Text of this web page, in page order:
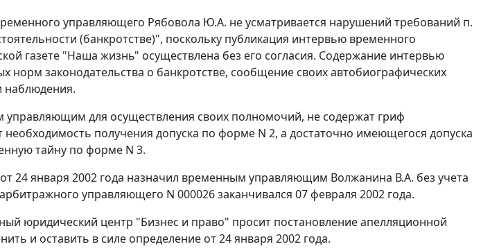
управляющего Рябовола Ю.А. не усматривается нарушений требований п.
(банкротстве)", поскольку публикация интервью временного
газете "Наша жизнь" осуществлена без его согласия. Содержание интервью
норм законодательства о банкротстве, сообщение своих автобиографических
наблюдения.
для осуществления своих полномочий, не содержат гриф
необходимость получения допуска по форме N 2, а достаточно имеющегося допуска
тайну по форме N 3.
24 января 2002 года назначил временным управляющим Волжанина В.А. без учета
управляющего N 000026 заканчивался 07 февраля 2002 года.
юридический центр "Бизнес и право" просит постановление апелляционной
и оставить в силе определение от 24 января 2002 года.